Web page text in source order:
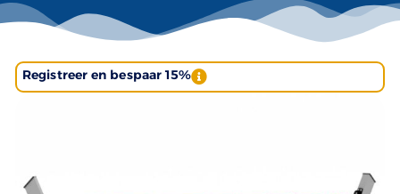
Registreer en bespaar 15%